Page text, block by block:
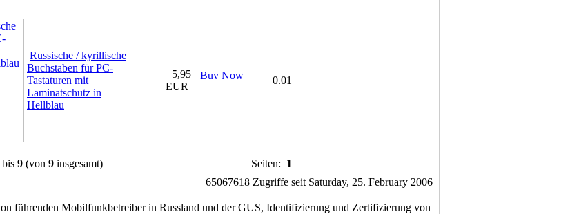
Russische / kyrillische
Buchstaben für PC-
Tastaturen mit
Laminatschutz in
Hellblau
5,95
EUR
0.01
bis 9 (von 9 insgesamt) Seiten: 1
65067618 Zugriffe seit Saturday, 25. February 2006
führenden Mobilfunkbetreiber in Russland und der GUS, Identifizierung und Zertifizierung von